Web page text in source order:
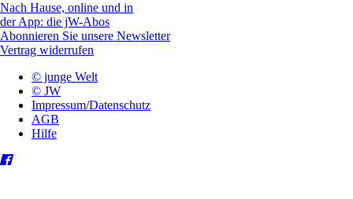
Nach Hause, online und in
der App: die jW-Abos
Abonnieren Sie unsere Newsletter
Vertrag widerrufen
© junge Welt
© JW
Impressum/Datenschutz
AGB
Hilfe